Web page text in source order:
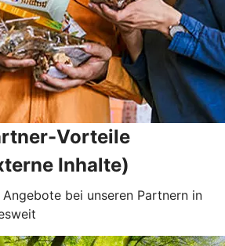
Vorteile
Inhalte)
bei unseren Partnern in